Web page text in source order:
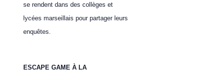
se rendent dans des collèges et
lycées marseillais pour partager leurs
enquêtes.
ESCAPE GAME À LA